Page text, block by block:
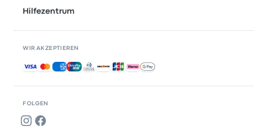
FOLGEN
Hilfezentrum
WIR AKZEPTIEREN
Akzeptierte Zahlungsmethoden